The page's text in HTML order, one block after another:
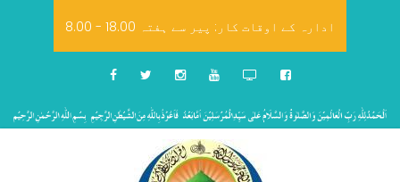
8.00 - 18.00 ادارہ کے اوقات کار: پیر سے ہفتہ